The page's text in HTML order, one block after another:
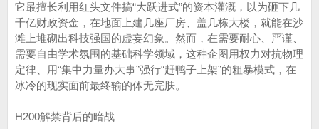
它最擅长利用红头文件搞“大跃进式”的资本灌溉，以为砸下几
千亿财政资金，在地面上建几座厂房、盖几栋大楼，就能在沙
滩上堆砌出科技强国的虚妄幻象。然而，在需要耐心、严谨、
需要自由学术氛围的基础科学领域，这种企图用权力对抗物理
定律、用“集中力量办大事”强行“赶鸭子上架”的粗暴模式，在
冰冷的现实面前最终输的体无完肤。
H200解禁背后的暗战